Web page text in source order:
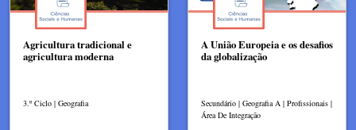
Agricultura tradicional e
agricultura moderna
3.º Ciclo | Geografia
A União Europeia e os desafios
da globalização
Secundário | Geografia A | Profissionais |
Área De Integração